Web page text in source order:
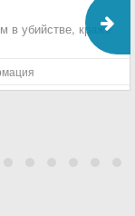
в убийстве, краже